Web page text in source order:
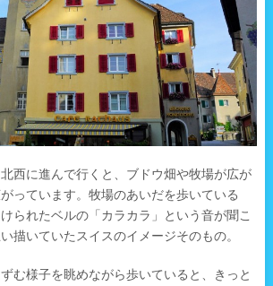
西に進んで行くと、ブドウ畑や牧場が広が
っています。牧場のあいだを歩いている
られたベルの「カラカラ」という音が聞こ
描いていたスイスのイメージそのもの。
む様子を眺めながら歩いていると、きっと